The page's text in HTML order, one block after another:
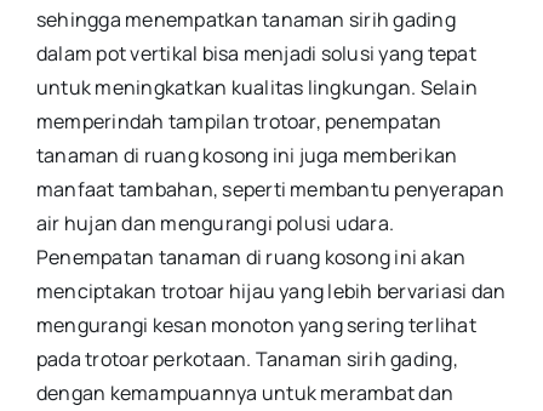
sehingga menempatkan tanaman sirih gading
dalam pot vertikal bisa menjadi solusi yang tepat
untuk meningkatkan kualitas lingkungan. Selain
memperindah tampilan trotoar, penempatan
tanaman di ruang kosong ini juga memberikan
manfaat tambahan, seperti membantu penyerapan
air hujan dan mengurangi polusi udara.
Penempatan tanaman di ruang kosong ini akan
menciptakan trotoar hijau yang lebih bervariasi dan
mengurangi kesan monoton yang sering terlihat
pada trotoar perkotaan. Tanaman sirih gading,
dengan kemampuannya untuk merambat dan